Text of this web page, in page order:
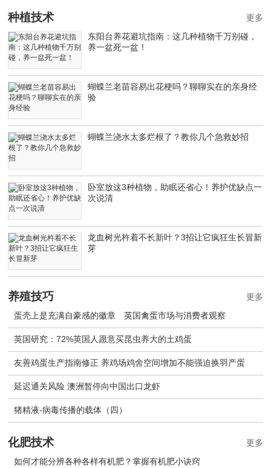
种植技术
东阳台养花避坑指南：这几种植物千万别碰，
养一盆死一盆！
蝴蝶兰老苗容易出花梗吗？聊聊实在的亲身经
验
蝴蝶兰浇水太多烂根了？教你几个急救妙招
卧室放这3种植物，助眠还省心！养护优缺点一
次说清
龙血树光杵着不长新叶？3招让它疯狂生长冒新
芽
更多
养殖技巧
蛋壳上是充满自豪感的徽章 英国禽蛋市场与消费者观察
英国研究：72%英国人愿意买昆虫养大的土鸡蛋
友善鸡蛋生产指南修正 养鸡场鸡舍空间增加不能强迫换羽产蛋
延迟通关风险 澳洲暂停向中国出口龙虾
猪精液-病毒传播的载体（四）
更多
化肥技术
如何才能分辨各种各样有机肥？掌握有机肥小诀窍
更多